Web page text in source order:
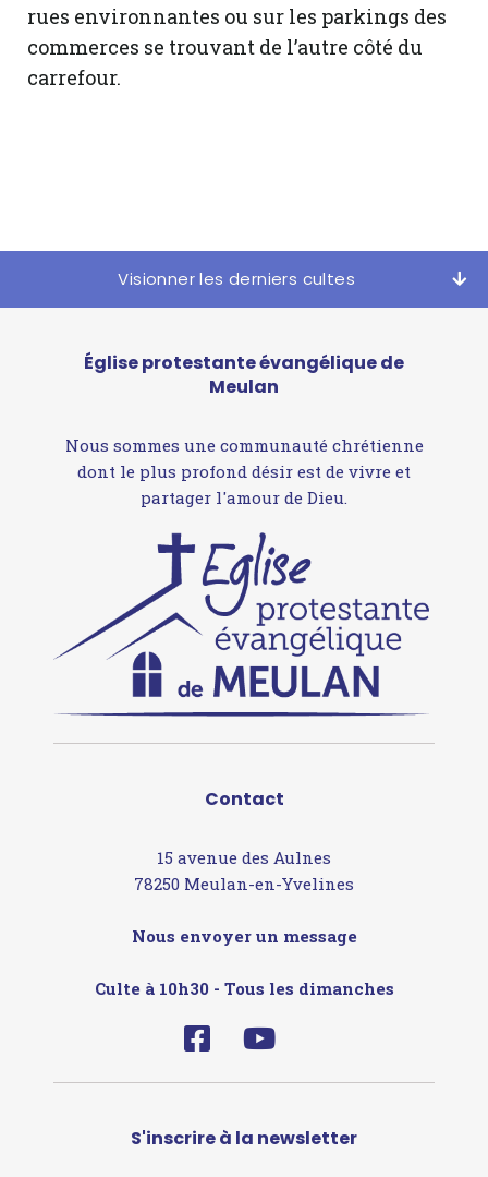
rues environnantes ou sur les parkings des
commerces se trouvant de l’autre côté du
carrefour.
Visionner les derniers cultes
Église protestante évangélique de
Meulan
Nous sommes une communauté chrétienne
dont le plus profond désir est de vivre et
partager l'amour de Dieu.
Contact
15 avenue des Aulnes
78250 Meulan-en-Yvelines
Nous envoyer un message
Culte à 10h30 - Tous les dimanches
S'inscrire à la newsletter